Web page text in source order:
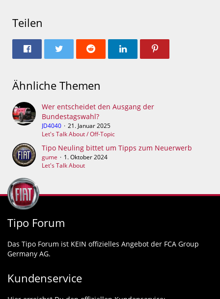
Teilen
Ähnliche Themen
Wer entscheidet den Ausgang der
Bundestagswahl?
JD4040
21. Januar 2025
Let's Talk About / Off-Topic
Tipo Neuling bittet um Tipps zum Neuerwerb
gume
1. Oktober 2024
Let's Talk About
Tipo Forum
Das Tipo Forum ist KEIN offizielles Angebot der FCA Group
Germany AG.
Kundenservice